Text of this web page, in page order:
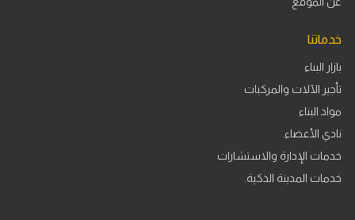
خدماتنا
بازار البناء
تأجير الآلات والمركبات
مواد البناء
نادي الأعضاء.
خدمات الإدارة والاستشارات
خدمات المدينة الذكية.